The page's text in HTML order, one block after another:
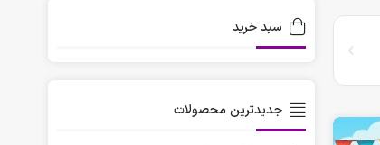
کاربرگ نقاشی نشانه ها
کاربرگ مناسبت ها
سبد خرید
جدیدترین محصولات